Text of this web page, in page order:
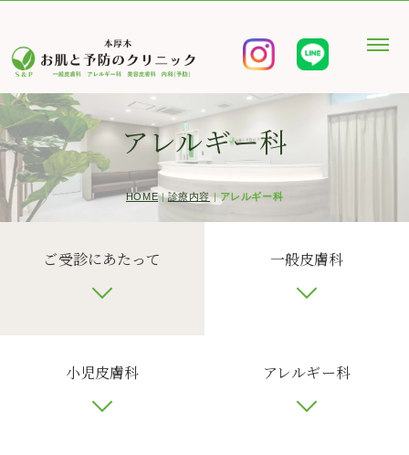
アレルギー科
HOME|診療内容|アレルギー科
ご受診にあたって 一般皮膚科
小児皮膚科 アレルギー科